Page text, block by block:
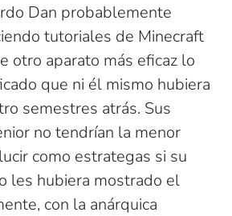
Dan probablemente
tutoriales de Minecraft
otro aparato más eficaz lo
que ni él mismo hubiera
semestres atrás. Sus
no tendrían la menor
como estrategas si su
les hubiera mostrado el
con la anárquica